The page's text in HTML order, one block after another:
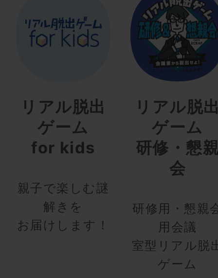
リアル脱出
ゲーム
for kids
親子で楽しむ謎
解きを
お届けします！
リアル脱
ゲーム
研修・懇
会
研修用・懇親
用会議
室型リアル脱
ゲーム